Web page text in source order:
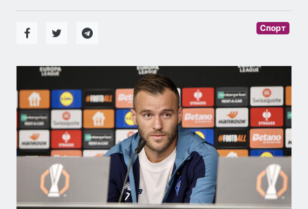
Спорт